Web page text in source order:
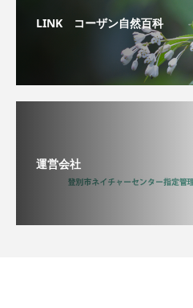
LINK コーザン自然百科
運営会社